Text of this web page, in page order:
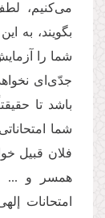
می‌کنیم،
بگویند، به
شما را
جدّی‌ای
باشد تا
شما
فلان قبیل
همسر و ...
امتحانات